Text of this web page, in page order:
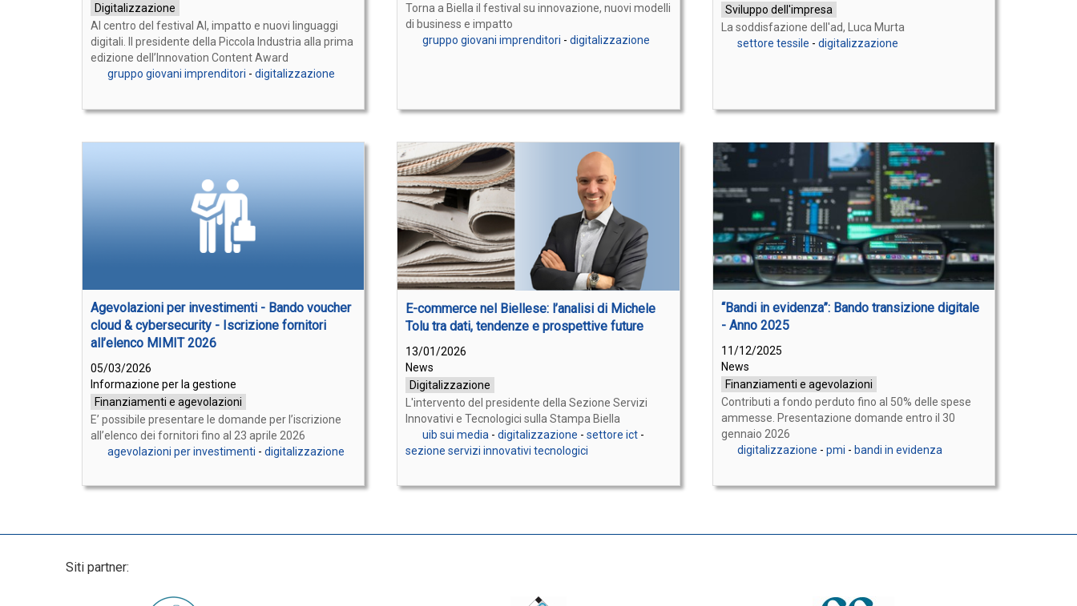
Digitalizzazione
Al centro del festival AI, impatto e nuovi linguaggi
digitali. Il presidente della Piccola Industria alla prima
edizione dell’Innovation Content Award
gruppo giovani imprenditori - digitalizzazione
Torna a Biella il festival su innovazione, nuovi modelli
di business e impatto
gruppo giovani imprenditori - digitalizzazione
Sviluppo dell'impresa
La soddisfazione dell'ad, Luca Murta
settore tessile -digitalizzazione
Agevolazioni per investimenti - Bando voucher
cloud & cybersecurity - Iscrizione fornitori
all’elenco MIMIT 2026
05/03/2026
Informazione per la gestione
Finanziamenti e agevolazioni
E’ possibile presentare le domande per l’iscrizione
all’elenco dei fornitori fino al 23 aprile 2026
agevolazioni per investimenti - digitalizzazione
E-commerce nel Biellese: l’analisi di Michele
Tolu tra dati, tendenze e prospettive future
13/01/2026
News
Digitalizzazione
L'intervento del presidente della Sezione Servizi
Innovativi e Tecnologici sulla Stampa Biella
uib sui media - digitalizzazione - settore ict-
sezione servizi innovativi tecnologici
“Bandi in evidenza”: Bando transizione digitale
- Anno 2025
11/12/2025
News
Finanziamenti e agevolazioni
Contributi a fondo perduto fino al 50% delle spese
ammesse. Presentazione domande entro il 30
gennaio 2026
digitalizzazione -pmi - bandi in evidenza
Siti partner: